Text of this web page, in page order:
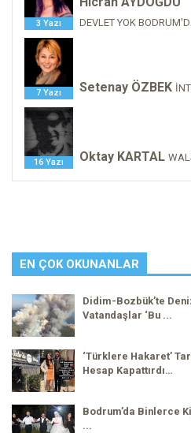
3 Yazı DEVLET YOK
7 Yazı Setenay ÖZBEK
16 Yazı Oktay KARTAL
EN ÇOK OKUNANLAR
Didim-Bozbük’te
Vatandaşlar ‘Bu ...
‘Türklere Hakaret’
Hesap Kapattırdı…
Bodrum’da Binlerce
...